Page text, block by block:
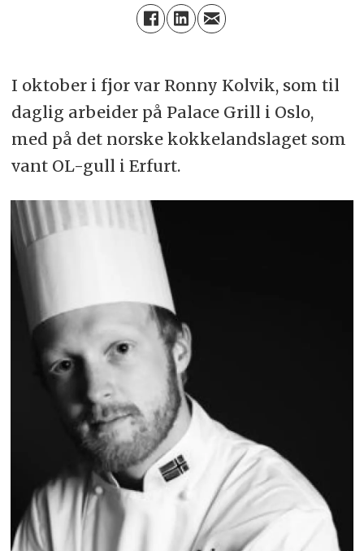
I oktober i fjor var Ronny Kolvik, som til
daglig arbeider på Palace Grill i Oslo,
med på det norske kokkelandslaget som
vant OL-gull i Erfurt.